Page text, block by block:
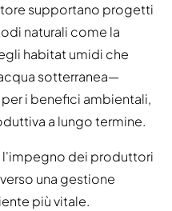
supportano progetti
naturali come la
habitat umidi che
sotterranea—
i benefici ambientali,
a lungo termine.
l'impegno dei produttori
una gestione
più vitale.